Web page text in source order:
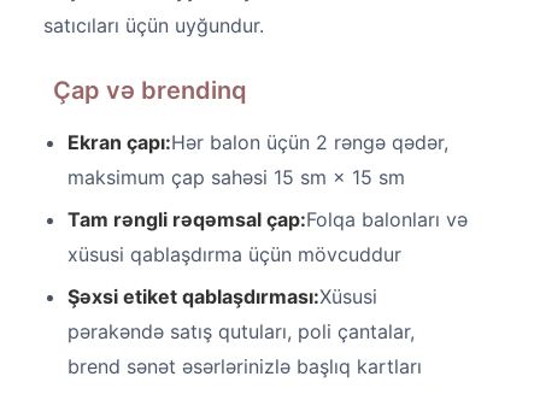
satıcıları üçün uyğundur.
Çap və brendinq
Ekran çapı:Hər balon üçün 2 rəngə qədər,
maksimum çap sahəsi 15 sm × 15 sm
Tam rəngli rəqəmsal çap:Folqa balonları və
xüsusi qablaşdırma üçün mövcuddur
Şəxsi etiket qablaşdırması:Xüsusi
pərakəndə satış qutuları, poli çantalar,
brend sənət əsərlərinizlə başlıq kartları